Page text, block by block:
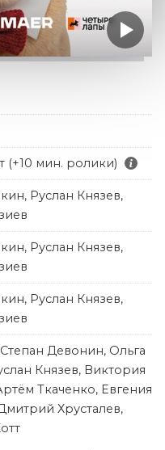
(+10 мин. ролики)
Руслан Князев,
Руслан Князев,
Руслан Князев,
Девонин, Ольга
Князев, Виктория
Ткаченко, Евгения
Хрусталев,